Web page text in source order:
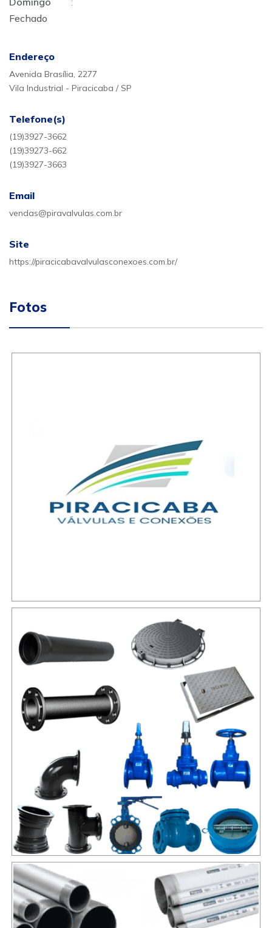
Fechado
Endereço
Avenida Brasília, 2277
Vila Industrial - Piracicaba / SP
Telefone(s)
(19)3927-3662
(19)39273-662
(19)3927-3663
Email
vendas@piravalvulas.com.br
Site
https://piracicabavalvulasconexoes.com.br/
Fotos